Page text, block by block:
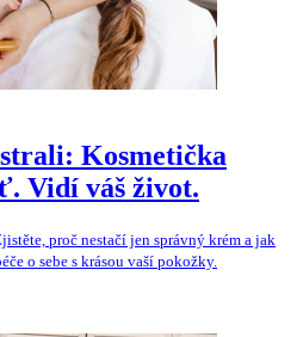
Kosmetička
Vidí váš život.
proč nestačí jen správný krém a jak
o sebe s krásou vaší pokožky.